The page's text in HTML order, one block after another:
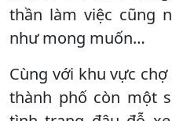
thần làm việc cũng
như mong muốn…
Cùng với khu vực
thành phố còn một